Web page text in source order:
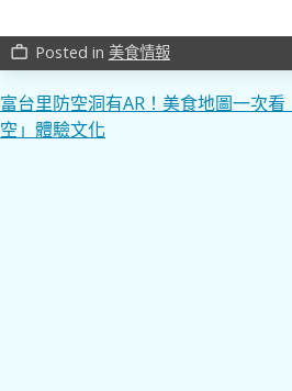
work_outline Posted in 美食情報
文
章
富台里防空洞有AR！美食地圖一次看
空」體驗文化